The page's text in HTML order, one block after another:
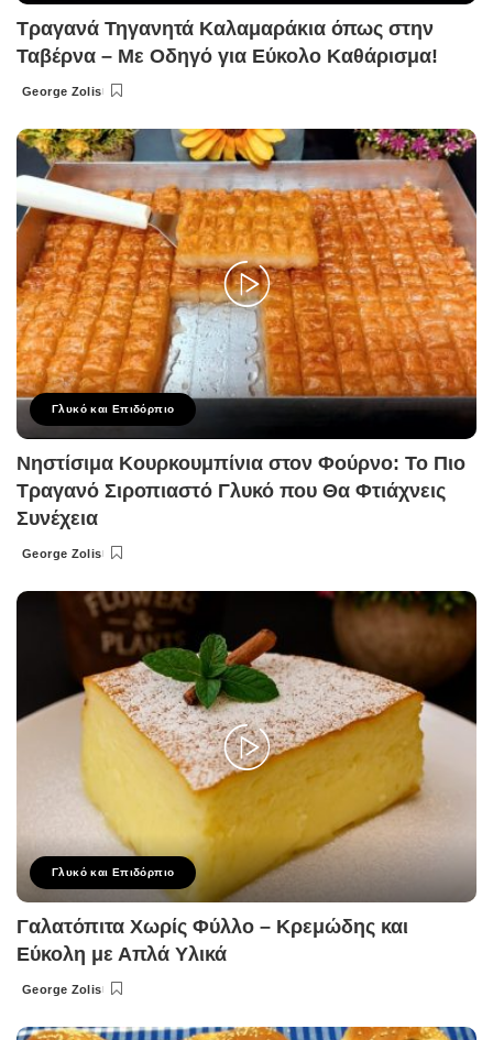
Τραγανά Τηγανητά Καλαμαράκια όπως στην
Ταβέρνα – Με Οδηγό για Εύκολο Καθάρισμα!
Posted
George Zolis
Γλυκό και Επιδόρπιο
Νηστίσιμα Κουρκουμπίνια στον Φούρνο: Το Πιο
Τραγανό Σιροπιαστό Γλυκό που Θα Φτιάχνεις
Συνέχεια
Posted
George Zolis
Γλυκό και Επιδόρπιο
Γαλατόπιτα Χωρίς Φύλλο – Κρεμώδης και
Εύκολη με Απλά Υλικά
Posted
George Zolis